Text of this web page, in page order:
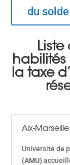
du
habilités
la taxe
Aix-
Université de
(AMU)